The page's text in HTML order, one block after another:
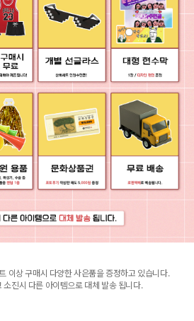
이상 구매시 다양한 사은품을 증정하고 있습니다.
진시 다른 아이템으로 대체 발송 됩니다.